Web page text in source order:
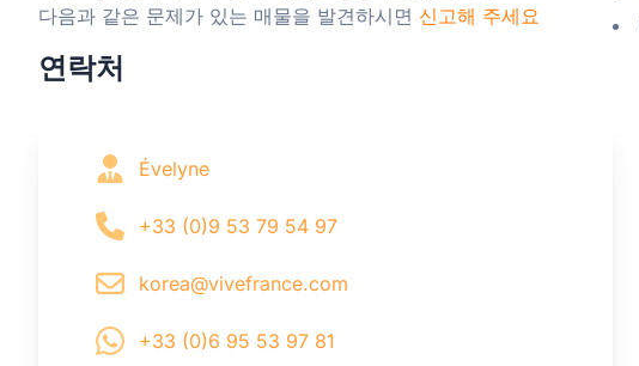
다음과 같은 문제가 있는 매물을 발견하시면 신고해 주세요
연락처
Évelyne
+33 (0)9 53 79 54 97
korea@vivefrance.com
+33 (0)6 95 53 97 81